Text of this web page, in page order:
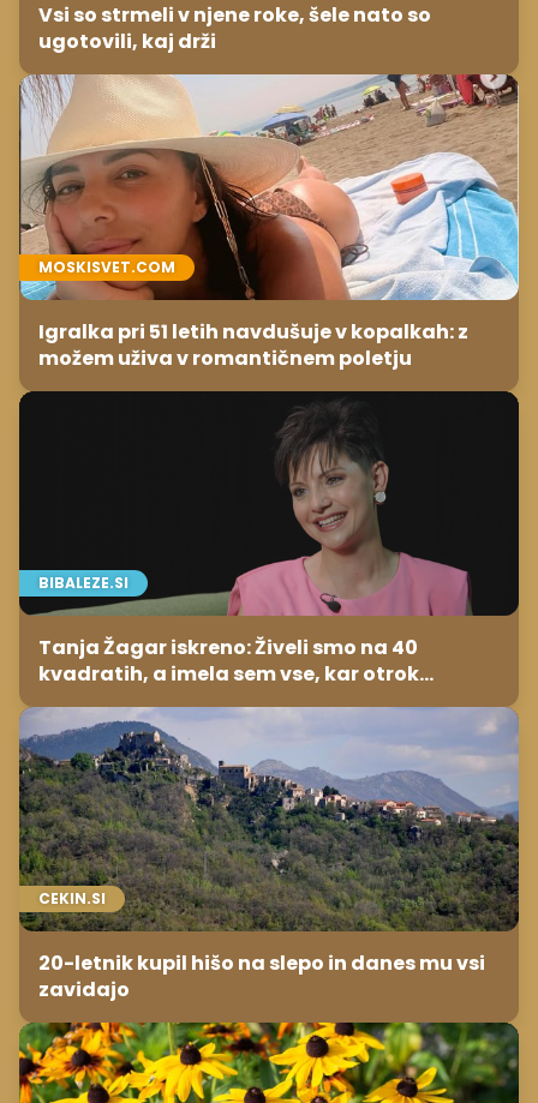
Vsi so strmeli v njene roke, šele nato so
ugotovili, kaj drži
MOSKISVET.COM
Igralka pri 51 letih navdušuje v kopalkah: z
možem uživa v romantičnem poletju
BIBALEZE.SI
Tanja Žagar iskreno: Živeli smo na 40
kvadratih, a imela sem vse, kar otrok
potrebuje
CEKIN.SI
20-letnik kupil hišo na slepo in danes mu vsi
zavidajo